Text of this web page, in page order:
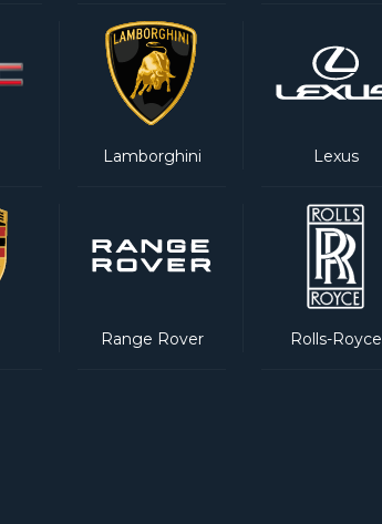
Range Rover Rolls-Royce
Lexus
Lamborghini